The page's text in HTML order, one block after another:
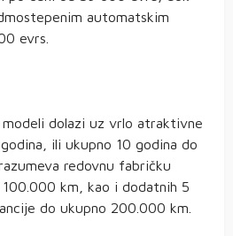
automatskim
evrs.
dolazi uz vrlo atraktivne
ili ukupno 10 godina do
redovnu fabričku
km, kao i dodatnih 5
do ukupno 200.000 km.